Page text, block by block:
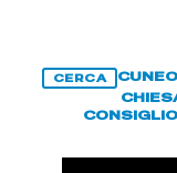
CERCA CUNEO